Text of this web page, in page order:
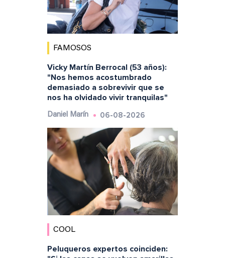
FAMOSOS
Vicky Martín Berrocal (53 años):
"Nos hemos acostumbrado
demasiado a sobrevivir que se
nos ha olvidado vivir tranquilas"
Daniel Marín 06-08-2026
COOL
Peluqueros expertos coinciden: